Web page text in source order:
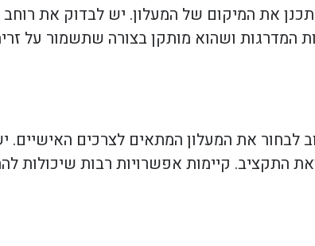
את המיקום של המעלון. יש לבדוק את
המדרגות ושהוא מותקן בצורה שתשמור על
לבחור את המעלון המתאים לצרכים
התקציב. קיימות אפשרויות רבות שיכולות